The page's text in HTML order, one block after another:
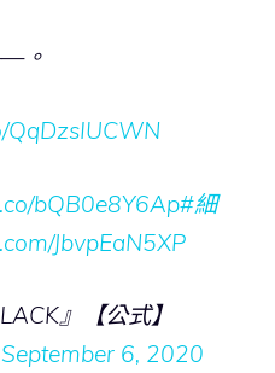
。
QqDzsIUCWN
bQB0e8Y6Ap#細
JbvpEaN5XP
』【公式】
September 6, 2020